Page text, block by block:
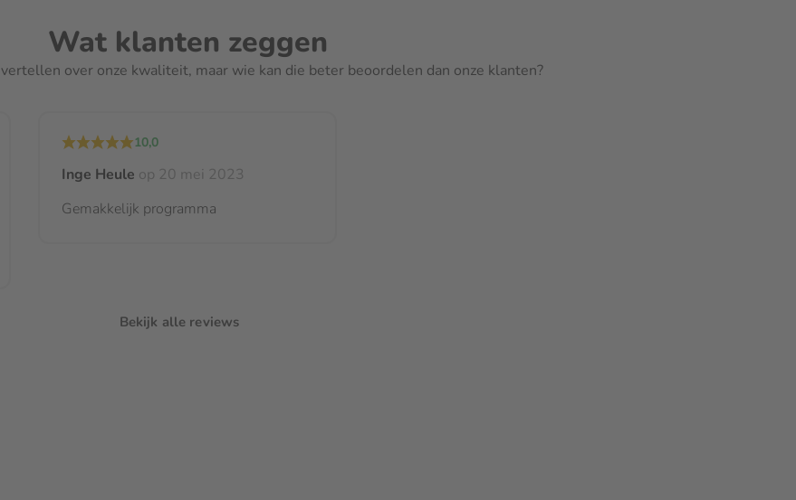
Wat klanten zeggen
over onze kwaliteit, maar wie kan die beter beoordelen dan onze klanten?
10,0
Inge Heule op 20 mei 2023
Gemakkelijk programma
Bekijk alle reviews